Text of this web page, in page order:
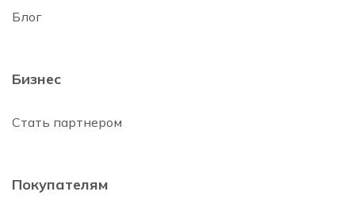
Блог
Бизнес
Стать партнером
Покупателям